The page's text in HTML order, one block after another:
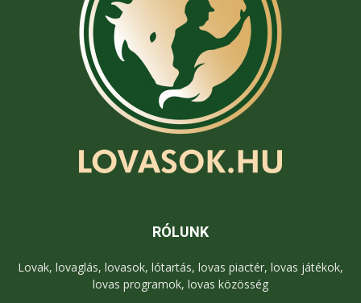
RÓLUNK
Lovak, lovaglás, lovasok, lótartás, lovas piactér, lovas játékok,
lovas programok, lovas közösség